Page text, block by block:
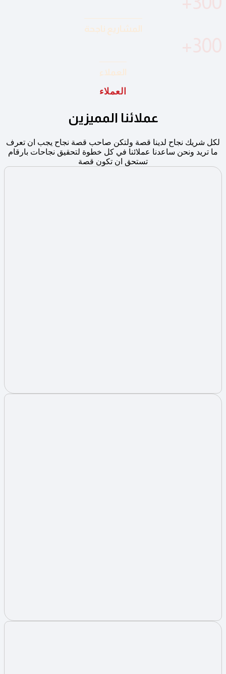
المشاريع ناجحة
العملاء
العملاء
عملائنا المميزين
لكل شريك نجاح لدينا قصة ولتكن صاحب قصة نجاح يجب ان تعرف
ما تريد ونحن ساعدنا عملائنا في كل خطوة لتحقيق نجاحات بارقام
تستحق ان تكون قصة